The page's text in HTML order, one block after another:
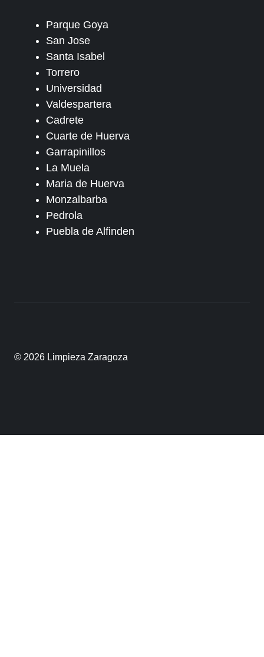
Parque Goya
San Jose
Santa Isabel
Torrero
Universidad
Valdespartera
Cadrete
Cuarte de Huerva
Garrapinillos
La Muela
Maria de Huerva
Monzalbarba
Pedrola
Puebla de Alfinden
© 2026 Limpieza Zaragoza